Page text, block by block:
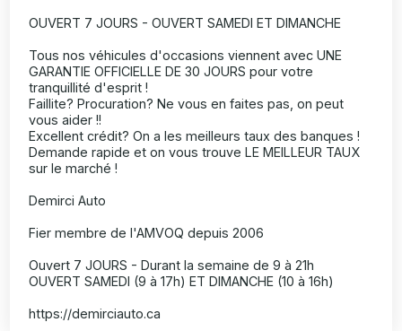
OUVERT 7 JOURS - OUVERT SAMEDI ET DIMANCHE
Tous nos véhicules d'occasions viennent avec UNE
GARANTIE OFFICIELLE DE 30 JOURS pour votre
tranquillité d'esprit !
Faillite? Procuration? Ne vous en faites pas, on peut
vous aider !!
Excellent crédit? On a les meilleurs taux des banques !
Demande rapide et on vous trouve LE MEILLEUR TAUX
sur le marché !
Demirci Auto
Fier membre de l'AMVOQ depuis 2006
Ouvert 7 JOURS - Durant la semaine de 9 à 21h
OUVERT SAMEDI (9 à 17h) ET DIMANCHE (10 à 16h)
https://demirciauto.ca